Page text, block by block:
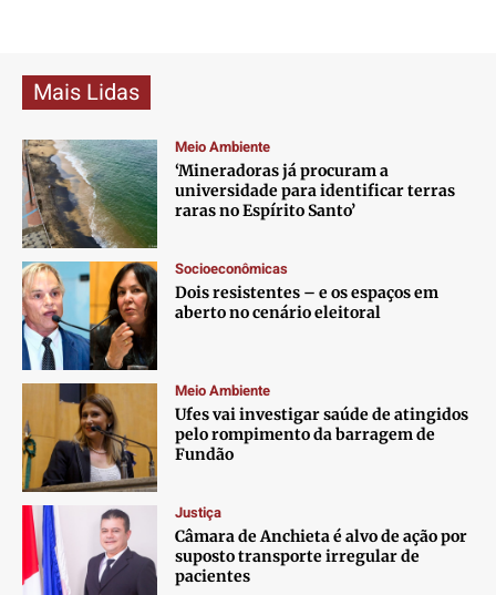
Mais Lidas
Meio Ambiente
‘Mineradoras já procuram a
universidade para identificar terras
raras no Espírito Santo’
Socioeconômicas
Dois resistentes – e os espaços em
aberto no cenário eleitoral
Meio Ambiente
Ufes vai investigar saúde de atingidos
pelo rompimento da barragem de
Fundão
Justiça
Câmara de Anchieta é alvo de ação por
suposto transporte irregular de
pacientes